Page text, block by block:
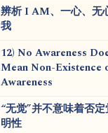
辨析 I AM、一心、无
我
12) No Awareness
Mean Non-Existence
Awareness
“无觉”并不意味着否
明性